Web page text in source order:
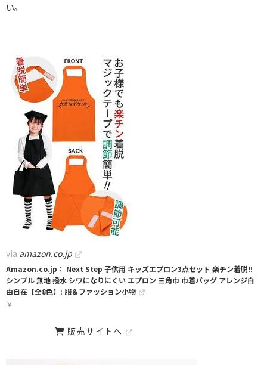
い。
via amazon.co.jp
Amazon.co.jp： Next Step 子供用 キッズエプロン3点セット 楽チン着脱!!
シンプル 無地 撥水 シワになりにくい エプロン 三角巾 巾着バッグ アレンジ自
由自在【全8色】: 服＆ファッション小物
￥
販売サイトへ